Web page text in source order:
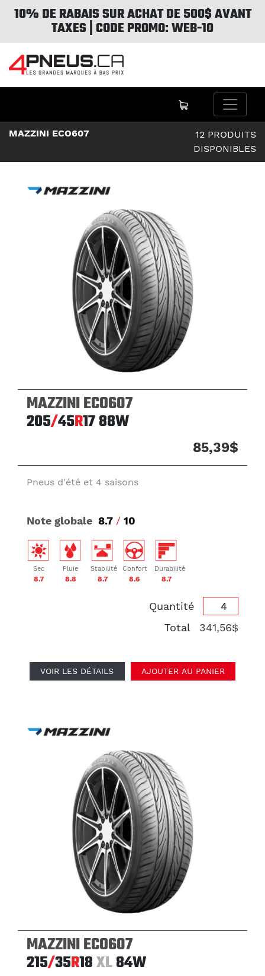
10% DE RABAIS SUR ACHAT DE 500$ AVANT
TAXES | CODE PROMO: WEB-10
MAZZINI ECO607
12 PRODUITS
DISPONIBLES
MAZZINI ECO607
205/45R1788W
85,39$
Pneus d'été et 4 saisons
Note globale 8.7 / 10
Sec
8.7
Pluie
8.8
Stabilité
8.7
Confort
8.6
Durabilité
8.7
Quantité
Total
341,56$
VOIR LES DÉTAILS AJOUTER AU PANIER
MAZZINI ECO607
215/35R18XL84W